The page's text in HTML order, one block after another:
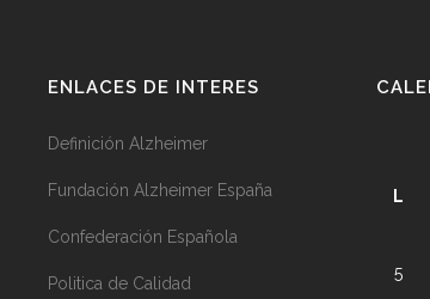
ENLACES DE INTERES
Definición Alzheimer
Fundación Alzheimer España
Confederación Española
Politica de Calidad
L
5